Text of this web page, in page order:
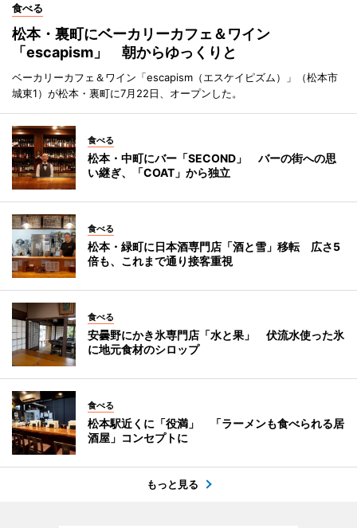
食べる
松本・裏町にベーカリーカフェ＆ワイン
「escapism」 朝からゆっくりと
ベーカリーカフェ＆ワイン「escapism（エスケイピズム）」（松本市
城東1）が松本・裏町に7月22日、オープンした。
食べる
松本・中町にバー「SECOND」 バーの街への思
い継ぎ、「COAT」から独立
食べる
松本・緑町に日本酒専門店「酒と雪」移転 広さ5
倍も、これまで通り接客重視
食べる
安曇野にかき氷専門店「水と果」 伏流水使った氷
に地元食材のシロップ
食べる
松本駅近くに「役満」 「ラーメンも食べられる居
酒屋」コンセプトに
もっと見る